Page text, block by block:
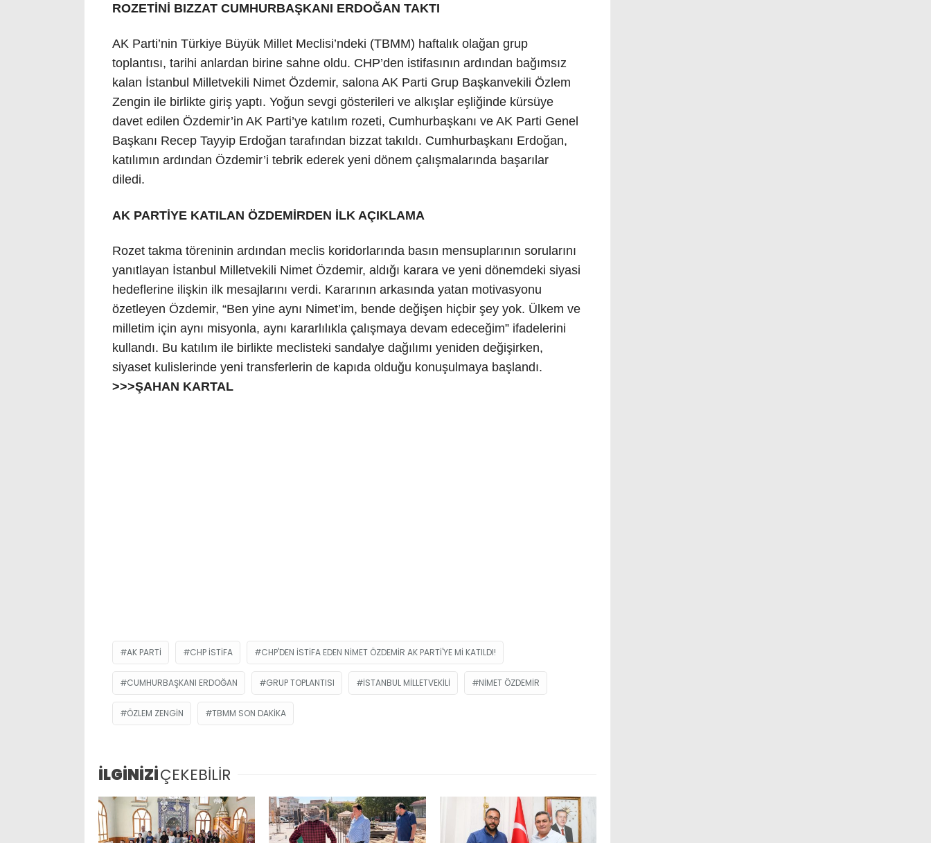
ROZETİNİ BIZZAT CUMHURBAŞKANI ERDOĞAN TAKTI
AK Parti’nin Türkiye Büyük Millet Meclisi’ndeki (TBMM) haftalık olağan grup
toplantısı, tarihi anlardan birine sahne oldu. CHP’den istifasının ardından bağımsız
kalan İstanbul Milletvekili Nimet Özdemir, salona AK Parti Grup Başkanvekili Özlem
Zengin ile birlikte giriş yaptı. Yoğun sevgi gösterileri ve alkışlar eşliğinde kürsüye
davet edilen Özdemir’in AK Parti’ye katılım rozeti, Cumhurbaşkanı ve AK Parti Genel
Başkanı Recep Tayyip Erdoğan tarafından bizzat takıldı. Cumhurbaşkanı Erdoğan,
katılımın ardından Özdemir’i tebrik ederek yeni dönem çalışmalarında başarılar
diledi.
AK PARTİYE KATILAN ÖZDEMİRDEN İLK AÇIKLAMA
Rozet takma töreninin ardından meclis koridorlarında basın mensuplarının sorularını
yanıtlayan İstanbul Milletvekili Nimet Özdemir, aldığı karara ve yeni dönemdeki siyasi
hedeflerine ilişkin ilk mesajlarını verdi. Kararının arkasında yatan motivasyonu
özetleyen Özdemir, “Ben yine aynı Nimet’im, bende değişen hiçbir şey yok. Ülkem ve
milletim için aynı misyonla, aynı kararlılıkla çalışmaya devam edeceğim” ifadelerini
kullandı. Bu katılım ile birlikte meclisteki sandalye dağılımı yeniden değişirken,
siyaset kulislerinde yeni transferlerin de kapıda olduğu konuşulmaya başlandı.
>>>ŞAHAN KARTAL
AK PARTI CHP ISTIFA CHP'DEN ISTIFA EDEN NIMET ÖZDEMIR AK PARTI'YE MI KATILDI!
CUMHURBAŞKANI ERDOĞAN GRUP TOPLANTISI İSTANBUL MILLETVEKILI NIMET ÖZDEMIR
ÖZLEM ZENGIN TBMM SON DAKIKA
İLGİNİZİÇEKEBİLİR